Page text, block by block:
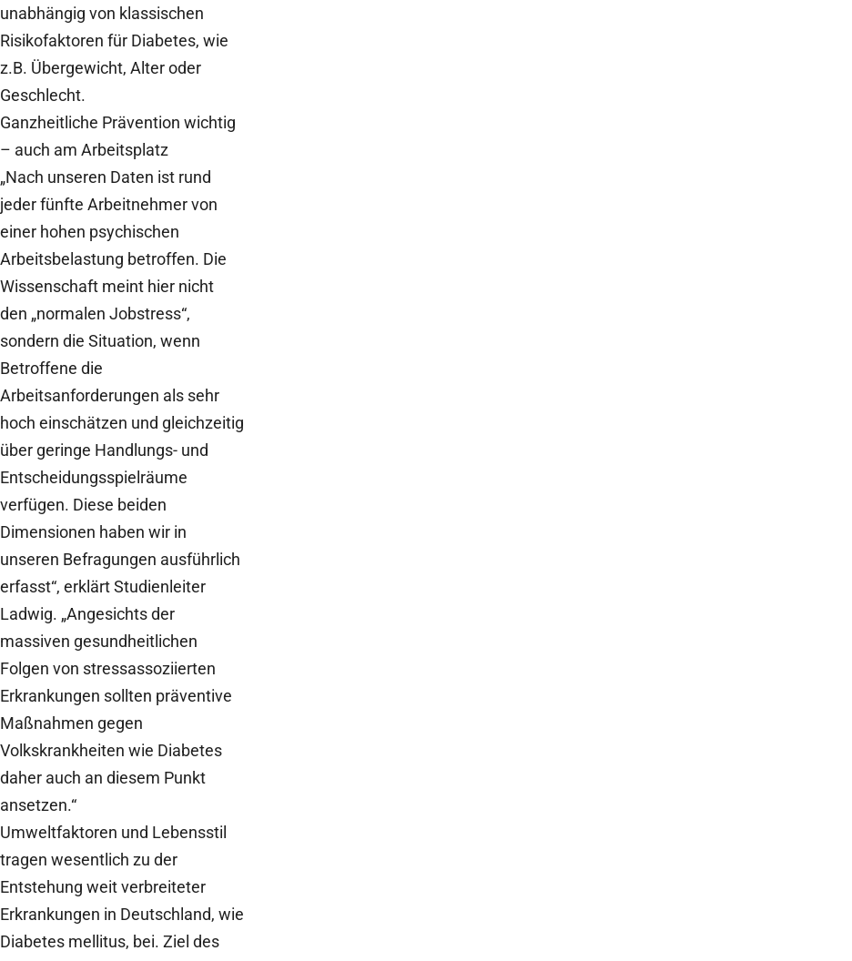
unabhängig von klassischen
Risikofaktoren für Diabetes, wie
z.B. Übergewicht, Alter oder
Geschlecht.
Ganzheitliche Prävention wichtig
– auch am Arbeitsplatz
„Nach unseren Daten ist rund
jeder fünfte Arbeitnehmer von
einer hohen psychischen
Arbeitsbelastung betroffen. Die
Wissenschaft meint hier nicht
den „normalen Jobstress“,
sondern die Situation, wenn
Betroffene die
Arbeitsanforderungen als sehr
hoch einschätzen und gleichzeitig
über geringe Handlungs- und
Entscheidungsspielräume
verfügen. Diese beiden
Dimensionen haben wir in
unseren Befragungen ausführlich
erfasst“, erklärt Studienleiter
Ladwig. „Angesichts der
massiven gesundheitlichen
Folgen von stressassoziierten
Erkrankungen sollten präventive
Maßnahmen gegen
Volkskrankheiten wie Diabetes
daher auch an diesem Punkt
ansetzen.“
Umweltfaktoren und Lebensstil
tragen wesentlich zu der
Entstehung weit verbreiteter
Erkrankungen in Deutschland, wie
Diabetes mellitus, bei. Ziel des